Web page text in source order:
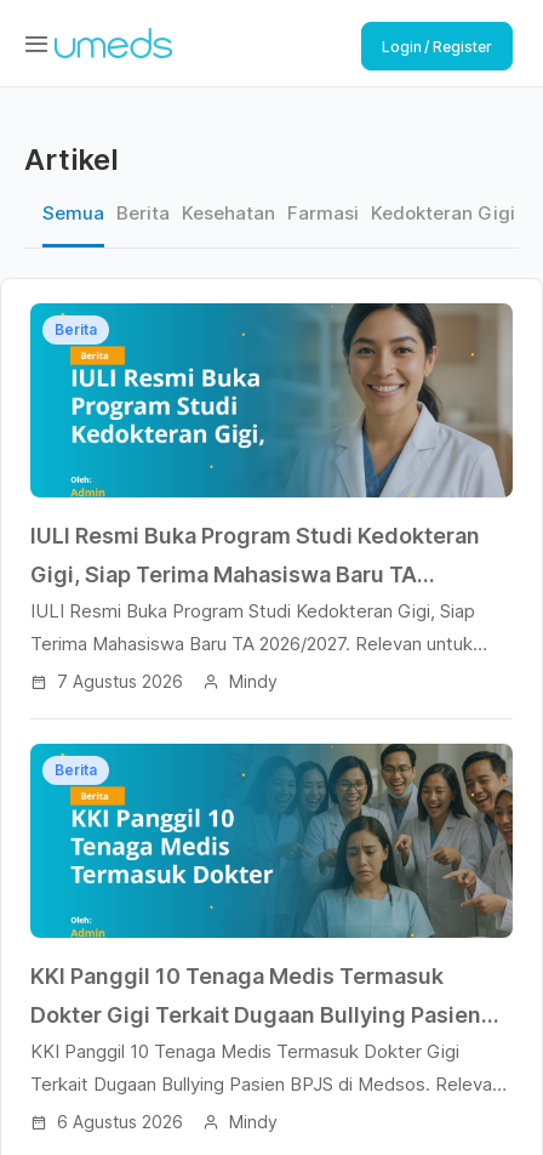
Login / Register
Artikel
Semua Berita Kesehatan Farmasi Kedokteran Gigi
Berita
IULI Resmi Buka Program Studi Kedokteran
Gigi, Siap Terima Mahasiswa Baru TA
2026/2027
IULI Resmi Buka Program Studi Kedokteran Gigi, Siap
Terima Mahasiswa Baru TA 2026/2027. Relevan untuk
UKMP2DG dan UKOMNAS PPDG.
7 Agustus 2026 Mindy
Berita
KKI Panggil 10 Tenaga Medis Termasuk
Dokter Gigi Terkait Dugaan Bullying Pasien
BPJS di Medsos
KKI Panggil 10 Tenaga Medis Termasuk Dokter Gigi
Terkait Dugaan Bullying Pasien BPJS di Medsos. Relevan
untuk UKMP2DG dan UKOMNAS PPDG.
6 Agustus 2026 Mindy